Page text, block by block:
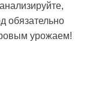
обязательно
урожаем!